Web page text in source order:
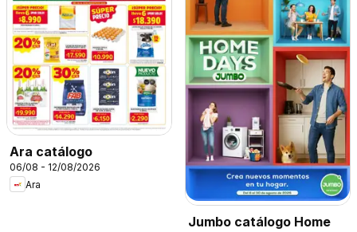
Ara catálogo
06/08 - 12/08/2026
Ara
Jumbo catálogo Home